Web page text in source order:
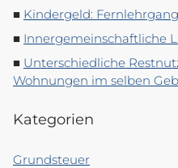
Kindergeld:
Innergemeinschaftliche
Unterschiedliche
Wohnungen im selben
Kategorien
Grundsteuer